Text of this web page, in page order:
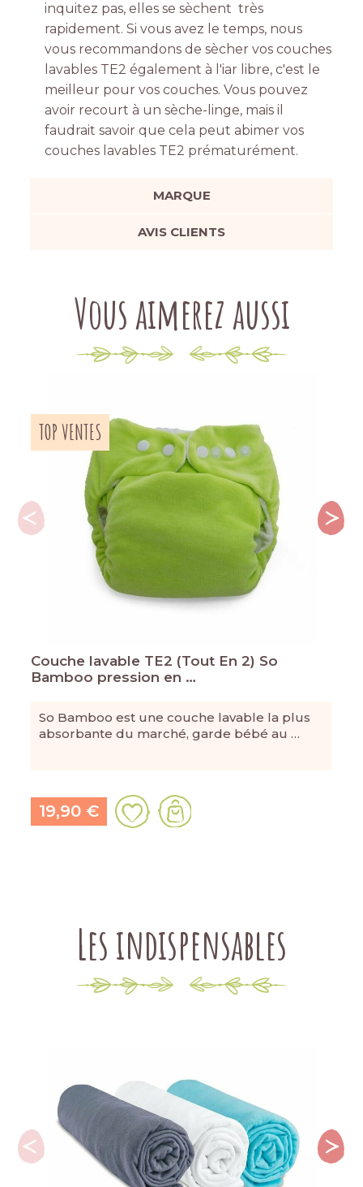
inquitez pas, elles se sèchent très
rapidement. Si vous avez le temps, nous
vous recommandons de sècher vos couches
lavables TE2 également à l'iar libre, c'est le
meilleur pour vos couches. Vous pouvez
avoir recourt à un sèche-linge, mais il
faudrait savoir que cela peut abimer vos
couches lavables TE2 prématurément.
MARQUE
AVIS CLIENTS
Vous aimerez aussi
TOP VENTES
Couche lavable TE2 (Tout En 2) So
Bamboo pression en …
So Bamboo est une couche lavable la plus
absorbante du marché, garde bébé au …
19,90 €
Les indispensables